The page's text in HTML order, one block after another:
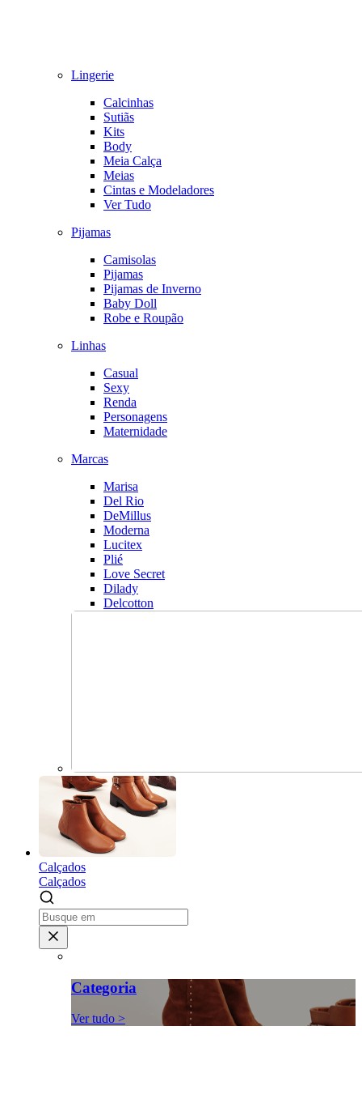
Lingerie
Calcinhas
Sutiãs
Kits
Body
Meia Calça
Meias
Cintas e Modeladores
Ver Tudo
Pijamas
Camisolas
Pijamas
Pijamas de Inverno
Baby Doll
Robe e Roupão
Linhas
Casual
Sexy
Renda
Personagens
Maternidade
Marcas
Marisa
Del Rio
DeMillus
Moderna
Lucitex
Plié
Love Secret
Dilady
Delcotton
Calçados
Calçados
Categoria
Ver tudo >